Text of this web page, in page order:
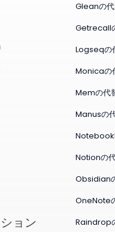
Gleanの
Getrecall
Logseqの
Monicaの
Memの代
Manusの
Notionの
Obsidian
OneNote
Raindrop
ョン